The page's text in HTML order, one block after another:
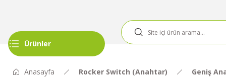
Ürünler
Anasayfa Rocker Switch (Anahtar) Geniş